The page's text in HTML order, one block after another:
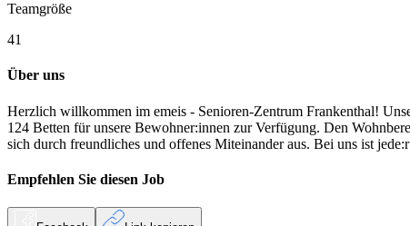
Teamgröße
41
Über uns
Herzlich willkommen im emeis - Senioren-Zentrum Frankenthal!
124 Betten für unsere Bewohner:innen zur Verfügung. Den
sich durch freundliches und offenes Miteinander aus. Bei uns ist
Empfehlen Sie diesen Job